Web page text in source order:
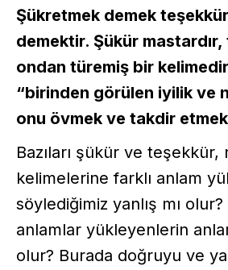
Şükretmek demek
demektir. Şükür
ondan türemiş bir
“birinden görülen iyilik ve
onu övmek ve takdir
Bazıları şükür ve teşekkür,
kelimelerine farklı anlam
söylediğimiz yanlış mı olur?
anlamlar yükleyenlerin
olur? Burada doğruyu ve